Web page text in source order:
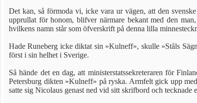
Det kan, så förmoda vi, icke vara ur vägen, att den
upprullat för honom, blifver närmare bekant med den
hvilkens namn står som öfverskrift på denna lilla
Hade Runeberg icke diktat sin »Kulneff», skulle »Ståls
först i sin helhet i Sverige.
Så hände det en dag, att ministerstatssekreteraren för
Petersburg dikten »Kulneff» på ryska. Armfelt gick upp
satte sig Nicolaus genast ned vid sitt skrifbord och tecknade